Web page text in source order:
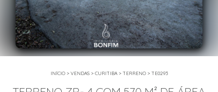
INÍCIO> VENDAS> CURITIBA> TERRENO> TE0293